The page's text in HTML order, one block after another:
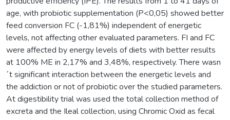
age, with probiotic supplementation (P<0,05) showed better
feed conversion FC (-1,81%) independent of energetic
levels, not affecting other evaluated parameters. FI and FC
were affected by energy levels of diets with better results
at 100% ME in 2,17% and 3,48%, respectively. There wasn
´t significant interaction between the energetic levels and
the addiction or not of probiotic over the studied parameters.
At digestibility trial was used the total collection method of
excreta and the Ileal collection, using Chromic Oxid as fecal